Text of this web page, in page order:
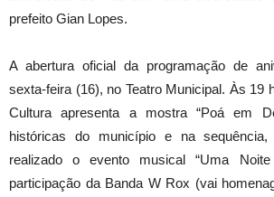
prefeito Gian Lopes.
A abertura oficial da programação de
sexta-feira (16), no Teatro Municipal. Às 19
Cultura apresenta a mostra “Poá em
históricas do município e na
realizado o evento musical “Uma
participação da Banda W Rox (vai